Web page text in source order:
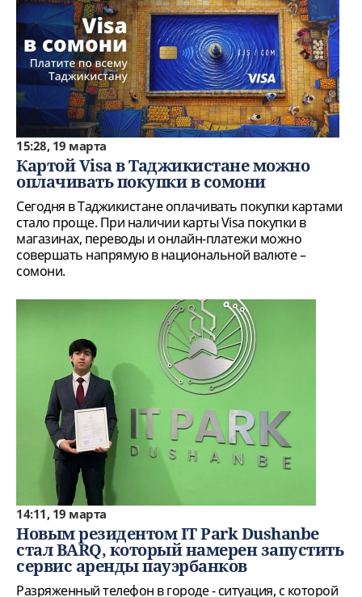
15:28, 19 марта
Картой Visa в Таджикистане можно
оплачивать покупки в сомони
Сегодня в Таджикистане оплачивать покупки картами
стало проще. При наличии карты Visa покупки в
магазинах, переводы и онлайн-платежи можно
совершать напрямую в национальной валюте –
сомони.
14:11, 19 марта
Новым резидентом IT Park Dushanbe
стал BARQ, который намерен запустить
сервис аренды пауэрбанков
Разряженный телефон в городе - ситуация, с которой